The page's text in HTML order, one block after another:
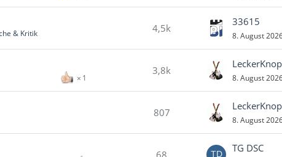
& Kritik 4,5k
33615
8. August
1
3,8k
8. August
807
8. August
68
TG DSC